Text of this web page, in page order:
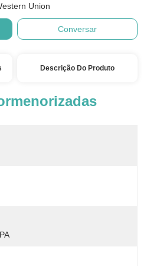
Union
Conversar
Descrição Do Produto